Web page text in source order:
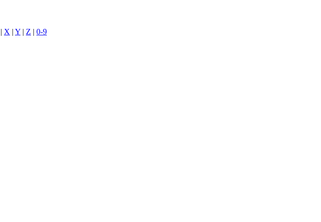
| X | Y | Z | 0-9